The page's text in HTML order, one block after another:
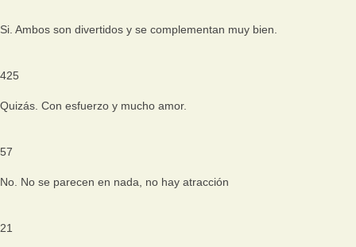
Si. Ambos son divertidos y se complementan muy bien.
425
Quizás. Con esfuerzo y mucho amor.
57
No. No se parecen en nada, no hay atracción
21